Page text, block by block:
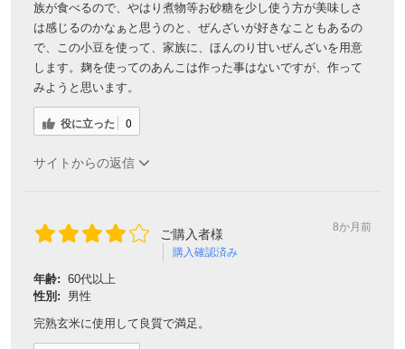
族が食べるので、やはり煮物等お砂糖を少し使う方が美味しさ
は感じるのかなぁと思うのと、ぜんざいが好きなこともあるの
で、この小豆を使って、家族に、ほんのり甘いぜんざいを用意
します。麹を使ってのあんこは作った事はないですが、作って
みようと思います。
役に立った 0
サイトからの返信
ご購入者様
購入確認済み
8か月前
年齢: 60代以上
性別:
男性
完熟玄米に使用して良質で満足。